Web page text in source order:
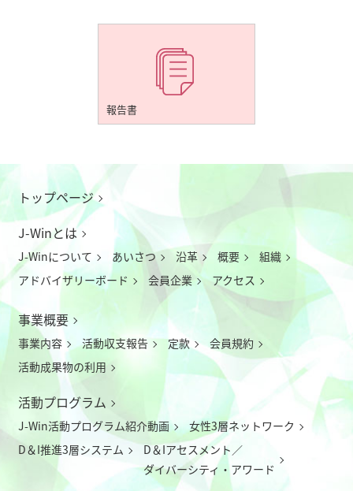
報告書
トップページ
J-Winとは
J-Winについて あいさつ 沿革 概要
組織
アドバイザリーボード
会員企業 アクセス
事業概要
事業内容 活動収支報告 定款
会員規約
活動成果物の利用
活動プログラム
J-Win活動プログラム紹介動画
女性3層ネットワーク
D＆I推進3層システム
D＆Iアセスメント／
ダイバーシティ・アワード